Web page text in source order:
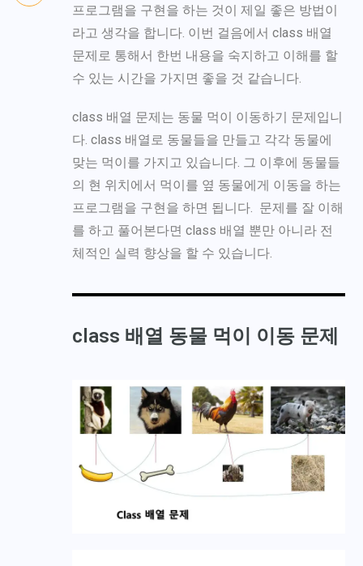
프로그램을 구현을 하는 것이 제일 좋은 방법이
라고 생각을 합니다. 이번 걸음에서 class 배열
문제로 통해서 한번 내용을 숙지하고 이해를 할
수 있는 시간을 가지면 좋을 것 같습니다.
class 배열 문제는 동물 먹이 이동하기 문제입니
다. class 배열로 동물들을 만들고 각각 동물에
맞는 먹이를 가지고 있습니다. 그 이후에 동물들
의 현 위치에서 먹이를 옆 동물에게 이동을 하는
프로그램을 구현을 하면 됩니다. 문제를 잘 이해
를 하고 풀어본다면 class 배열 뿐만 아니라 전
체적인 실력 향상을 할 수 있습니다.
class 배열 동물 먹이 이동 문제